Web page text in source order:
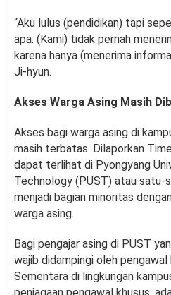
“Aku lulus (pendidikan) tapi
apa. (Kami) tidak pernah
karena hanya (menerima
Ji-hyun.
Akses Warga Asing Masih
Akses bagi warga asing di
masih terbatas. Dilaporkan
dapat terlihat di Pyongyang
Technology (PUST) atau satu-
menjadi bagian minoritas
warga asing.
Bagi pengajar asing di PUST
wajib didampingi oleh pengawal
Sementara di lingkungan
penjagaan pengawal khusus,